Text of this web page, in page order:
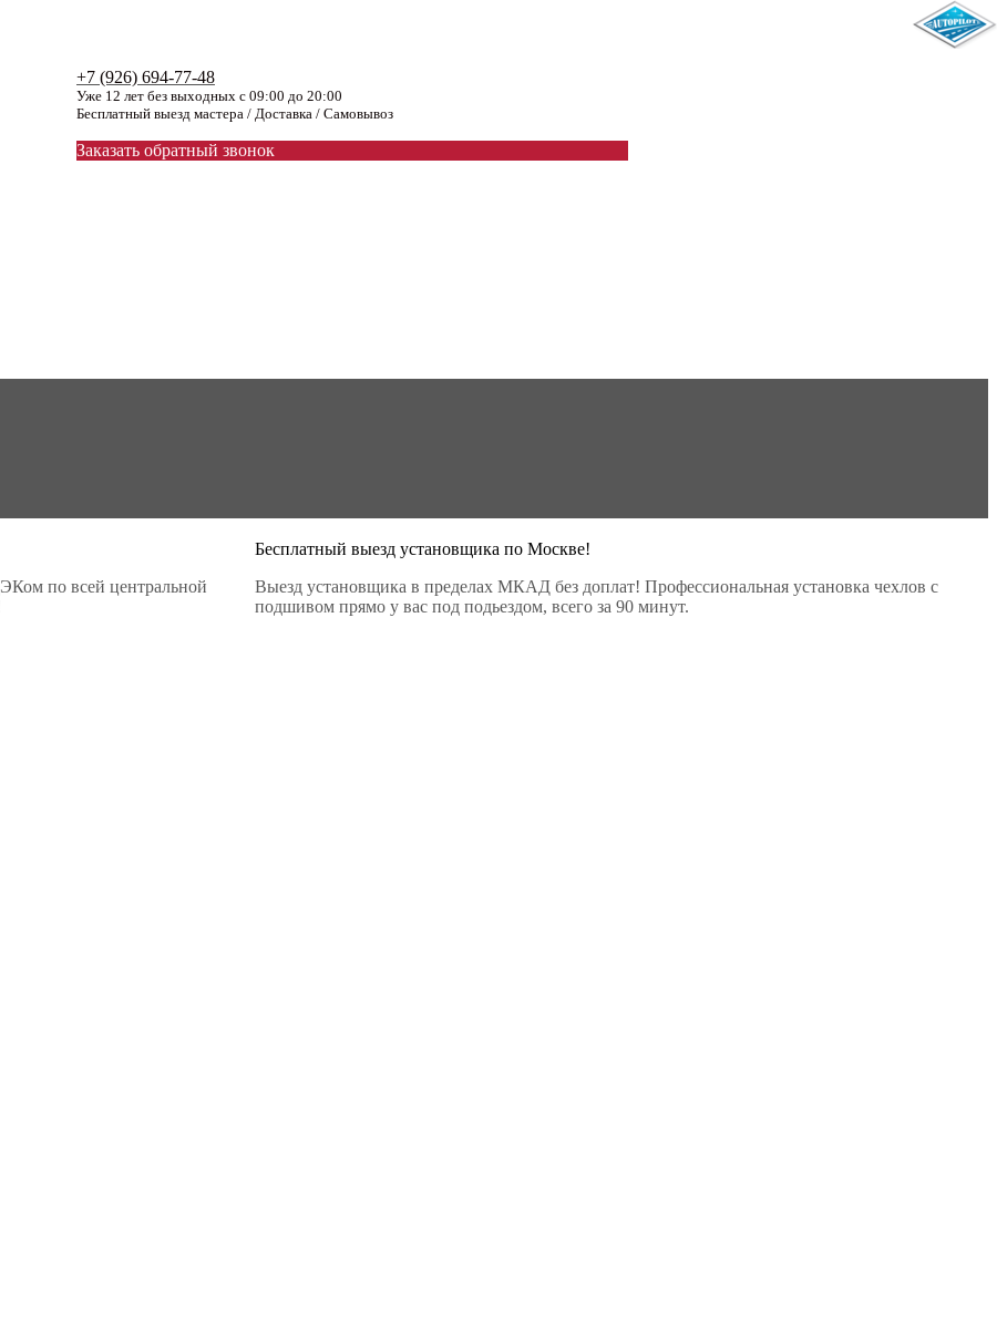
+7 (926) 694-77-48
Уже 12 лет без выходных с 09:00 до 20:00
Бесплатный выезд мастера / Доставка / Самовывоз
Заказать обратный звонок
по всей центральной
Бесплатный выезд установщика по Москве!
Выезд установщика в пределах МКАД без доплат! Профессиональная установка чехлов с
подшивом прямо у вас под подьездом, всего за 90 минут.